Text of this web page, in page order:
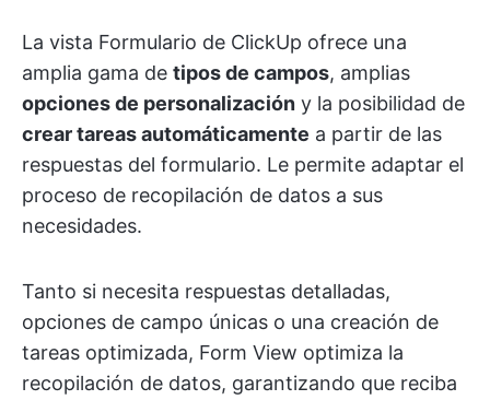
La vista Formulario de ClickUp ofrece una
amplia gama de tipos de campos, amplias
opciones de personalización y la posibilidad de
crear tareas automáticamente a partir de las
respuestas del formulario. Le permite adaptar el
proceso de recopilación de datos a sus
necesidades.
Tanto si necesita respuestas detalladas,
opciones de campo únicas o una creación de
tareas optimizada, Form View optimiza la
recopilación de datos, garantizando que reciba